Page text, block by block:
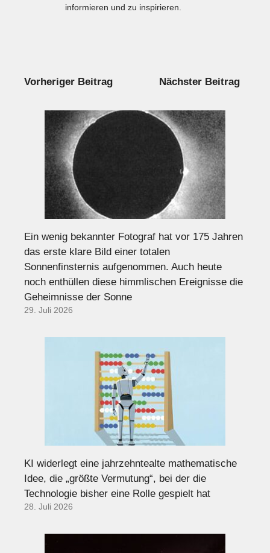
informieren und zu inspirieren.
Vorheriger Beitrag Nächster Beitrag
Ein wenig bekannter Fotograf hat vor 175 Jahren
das erste klare Bild einer totalen
Sonnenfinsternis aufgenommen. Auch heute
noch enthüllen diese himmlischen Ereignisse die
Geheimnisse der Sonne
29. Juli 2026
KI widerlegt eine jahrzehntealte mathematische
Idee, die „größte Vermutung“, bei der die
Technologie bisher eine Rolle gespielt hat
28. Juli 2026